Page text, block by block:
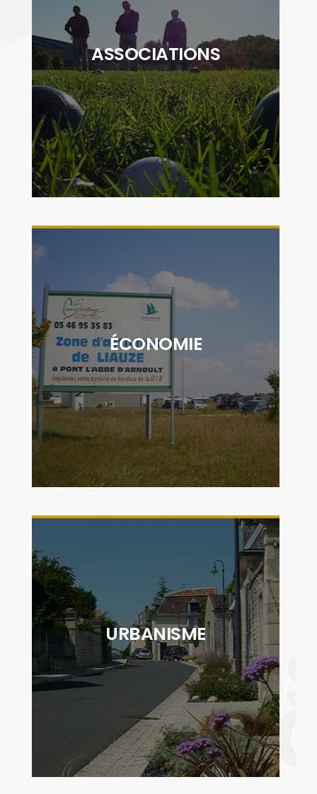
ASSOCIATIONS
"La vie associative du territoire Cœur de
Saintonge est très riche avec près de 180
associations qui œuvrent pour offrir à la
population des animations sportives,
culturelles, environnementales, musicales..."
DÉCOUVRIR
ÉCONOMIE
"Par le développement de zones d'activités
et les partenariats établis avec des
associations et organismes de soutien aux
entreprises, la CDC Cœur de Saintonge
contribue activement au déploiement
économique du territoire"
DÉCOUVRIR
URBANISME
"Le service urbanisme est mis à disposition
des communes afin de réaliser l'instruction
des actes relatifs à l'occupation des sols"
DÉCOUVRIR